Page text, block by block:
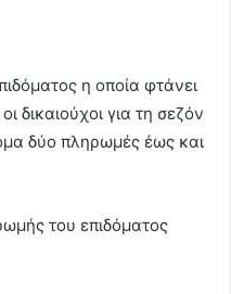
η οποία φτάνει
δικαιούχοι για τη σεζόν
δύο πληρωμές έως και
του επιδόματος